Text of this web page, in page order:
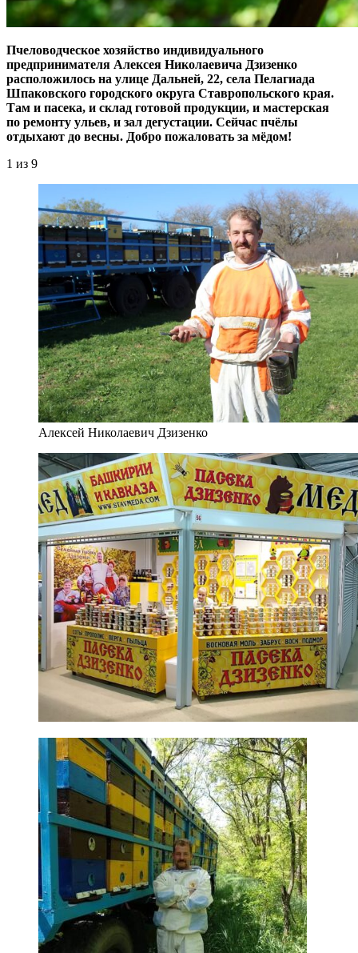
Пчеловодческое хозяйство индивидуального
предпринимателя Алексея Николаевича Дзизенко
расположилось на улице Дальней, 22, села Пелагиада
Шпаковского городского округа Ставропольского края.
Там и пасека, и склад готовой продукции, и мастерская
по ремонту ульев, и зал дегустации. Сейчас пчёлы
отдыхают до весны. Добро пожаловать за мёдом!
1 из 9
Алексей Николаевич Дзизенко